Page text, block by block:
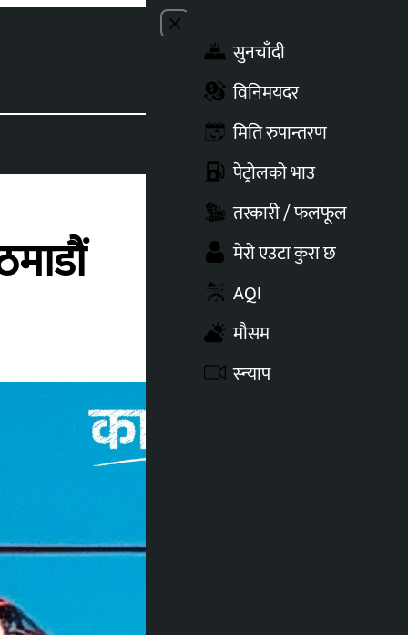
Close menu
सुनचाँदी
विनिमयदर
मिति रुपान्तरण
पेट्रोलको भाउ
तरकारी / फलफूल
मेरो एउटा कुरा छ
AQI
मौसम
स्न्याप